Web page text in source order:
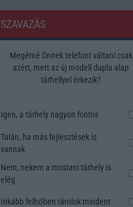
SZAVAZÁS
Megérné Önnek telefont váltani csak
azért, mert az új modell dupla alap
tárhellyel érkezik?
Igen, a tárhely nagyon fontos
Talán, ha más fejlesztések is
vannak
Nem, nekem a mostani tárhely is
elég
Inkább felhőben tárolok mindent